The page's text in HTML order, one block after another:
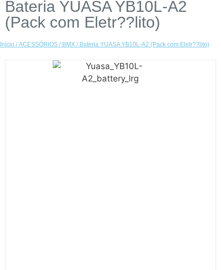
Bateria YUASA YB10L-A2
(Pack com Eletr??lito)
Início /ACESSÓRIOS / BMX / Bateria YUASA YB10L-A2 (Pack com Eletr??lito)